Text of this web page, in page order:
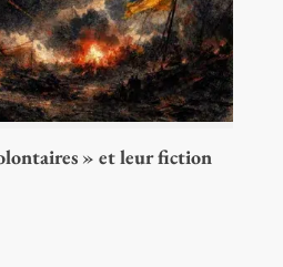
» et leur fiction